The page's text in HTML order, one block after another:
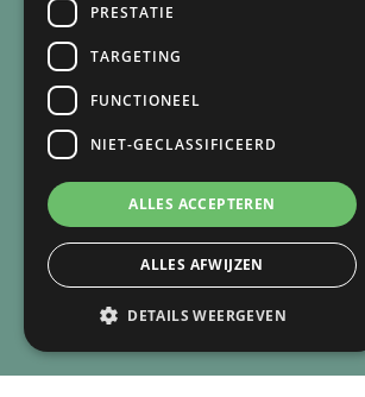
PRESTATIE
TARGETING
FUNCTIONEEL
NIET-GECLASSIFICEERD
ALLES ACCEPTEREN
ALLES AFWIJZEN
DETAILS WEERGEVEN